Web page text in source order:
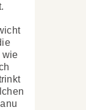
wie